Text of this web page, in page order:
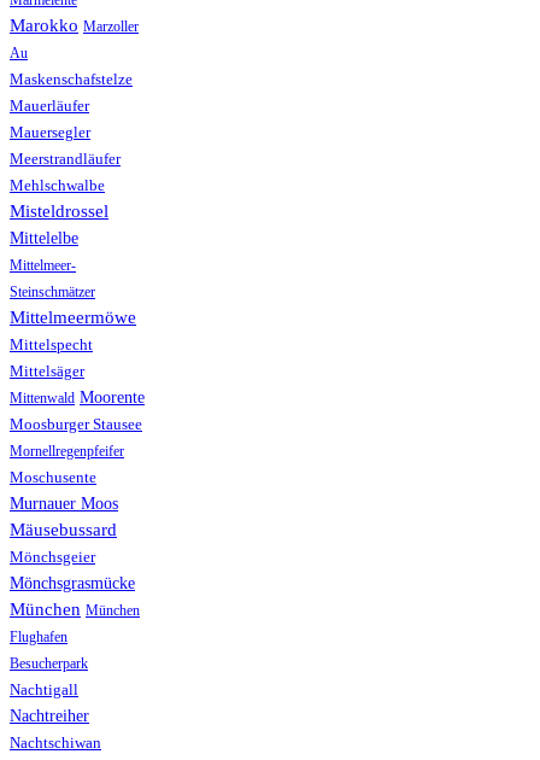
Marokko Marzoller
Au
Maskenschafstelze
Mauerläufer
Mauersegler
Meerstrandläufer
Mehlschwalbe
Misteldrossel
Mittelelbe
Mittelmeer-
Steinschmätzer
Mittelmeermöwe
Mittelspecht
Mittelsäger
Mittenwald Moorente
Moosburger Stausee
Mornellregenpfeifer
Moschusente
Murnauer Moos
Mäusebussard
Mönchsgeier
Mönchsgrasmücke
München München
Flughafen
Besucherpark
Nachtigall
Nachtreiher
Nachtschiwan